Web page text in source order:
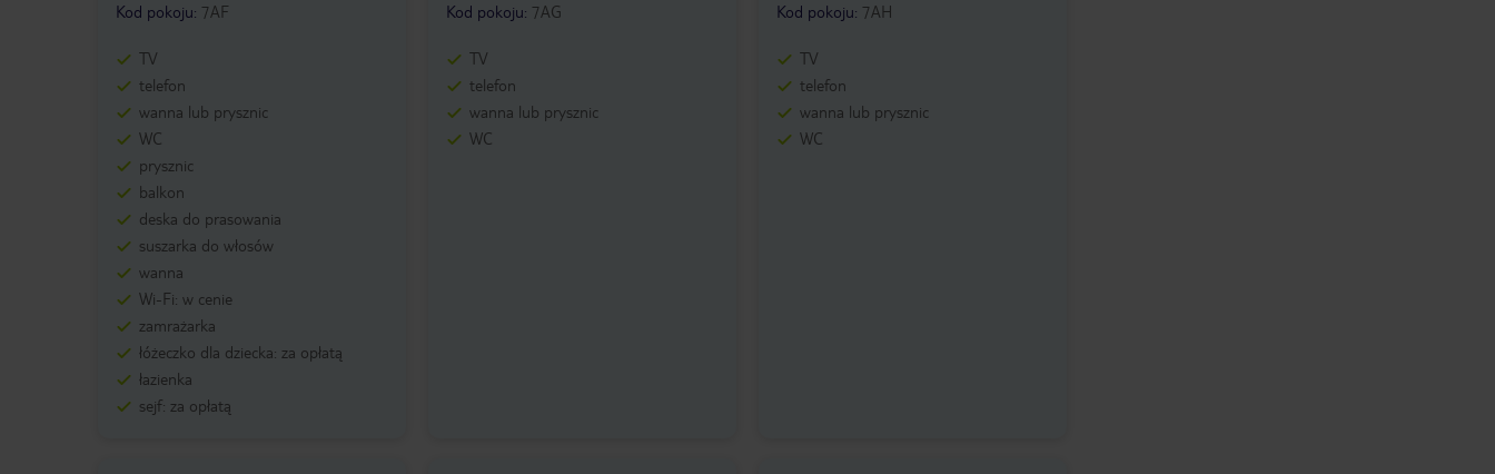
Kod pokoju: 7AF
TV
telefon
wanna lub prysznic
WC
prysznic
balkon
deska do prasowania
suszarka do włosów
wanna
Wi-Fi: w cenie
zamrażarka
łóżeczko dla dziecka: za opłatą
łazienka
sejf: za opłatą
Kod pokoju: 7AG
TV
telefon
wanna lub prysznic
WC
Kod pokoju: 7AH
TV
telefon
wanna lub prysznic
WC